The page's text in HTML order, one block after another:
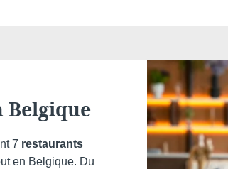
Belgique
7 restaurants
en Belgique. Du